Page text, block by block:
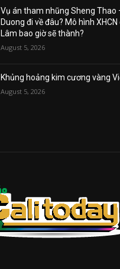
Vụ án tham nhũng Sheng Thao
Duong đi về đâu? Mô hình XHCN
Lâm bao giờ sẽ thành?
August 5, 2026
Khủng hoảng kim cương vàng
August 5, 2026